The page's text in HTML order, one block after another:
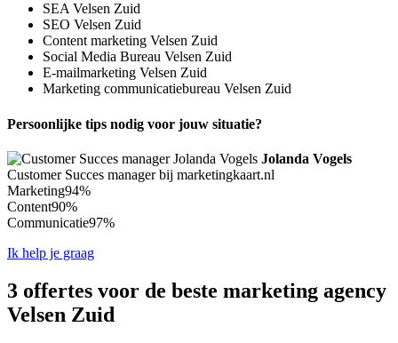
SEA Velsen Zuid
SEO Velsen Zuid
Content marketing Velsen Zuid
Social Media Bureau Velsen Zuid
E-mailmarketing Velsen Zuid
Marketing communicatiebureau Velsen Zuid
Persoonlijke tips nodig voor jouw situatie?
Jolanda Vogels
Customer Succes manager bij marketingkaart.nl
Marketing94%
Content90%
Communicatie97%
Ik help je graag
3 offertes voor de beste marketing agency
Velsen Zuid